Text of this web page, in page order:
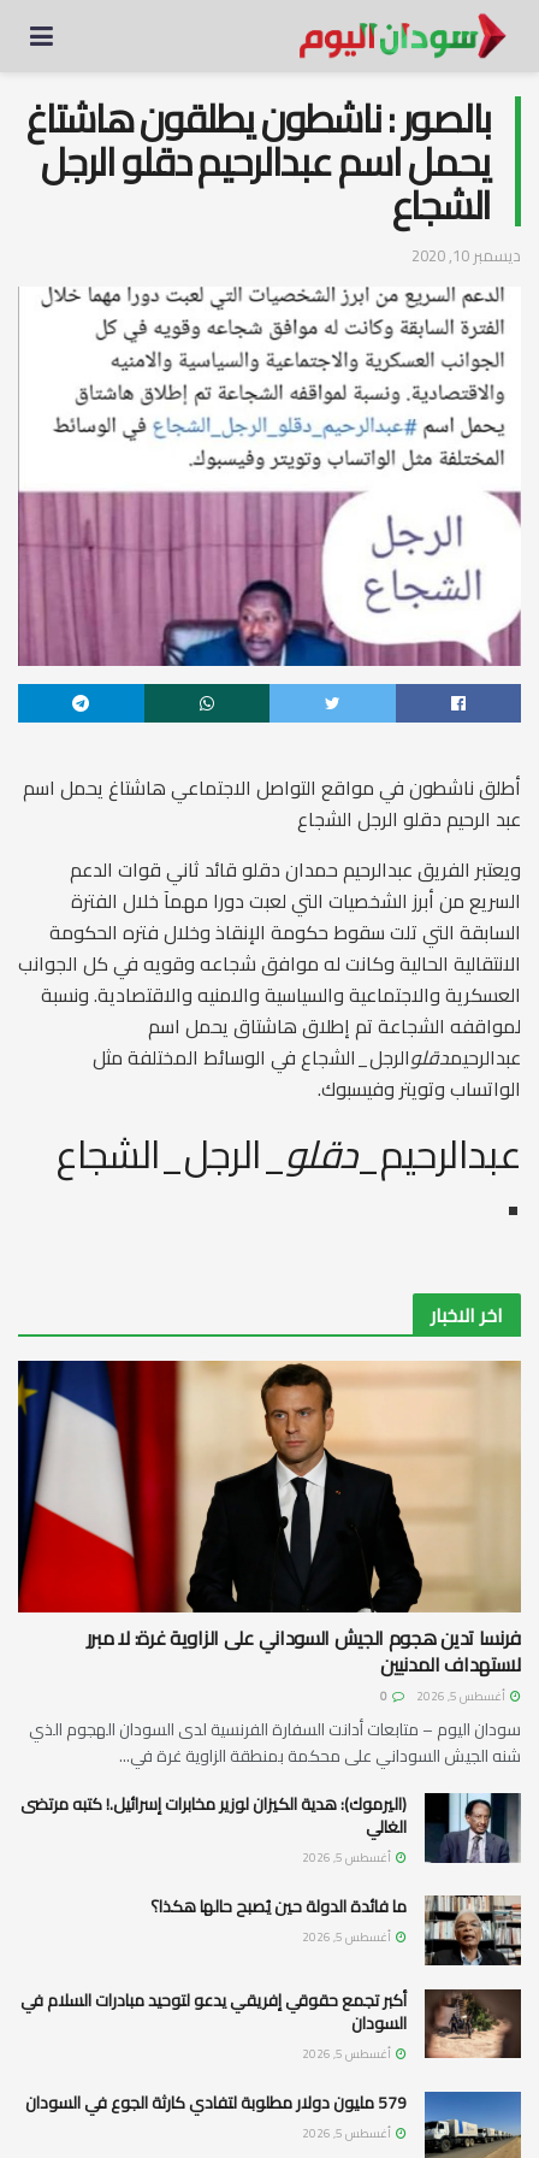
بالصور : ناشطون يطلقون هاشتاغ
يحمل اسم عبدالرحيم دقلو الرجل
الشجاع
ديسمبر 10, 2020
أطلق ناشطون في مواقع التواصل الاجتماعي هاشتاغ يحمل اسم
عبد الرحيم دقلو الرجل الشجاع
ويعتبر الفريق عبدالرحيم حمدان دقلو قائد ثاني قوات الدعم
السريع من أبرز الشخصيات التي لعبت دورا مهمآ خلال الفترة
السابقة التي تلت سقوط حكومة الإنقاذ وخلال فتره الحكومة
الانتقالية الحالية وكانت له موافق شجاعه وقويه في كل الجوانب
العسكرية والاجتماعية والسياسية والامنيه والاقتصادية. ونسبة
لمواقفه الشجاعة تم إطلاق هاشتاق يحمل اسم
عبدالرحيمدقلوالرجل_الشجاع في الوسائط المختلفة مثل
الواتساب وتويتر وفيسبوك.
عبدالرحيم_دقلو_الرجل_الشجاع
اخر الاخبار
فرنسا تدين هجوم الجيش السوداني على الزاوية غرة: لا مبرر
لاستهداف المدنيين
أغسطس 5, 2026
سودان اليوم – متابعات أدانت السفارة الفرنسية لدى السودان الهجوم الذي
شنه الجيش السوداني على محكمة بمنطقة الزاوية غرة في...
(اليرموك): هدية الكيزان لوزير مخابرات إسرائيل.! كتبه مرتضى
الغالي
أغسطس 5, 2026
ما فائدة الدولة حين يُصبح حالها هكذا؟
أغسطس 5, 2026
أكبر تجمع حقوقي إفريقي يدعو لتوحيد مبادرات السلام في
السودان
أغسطس 5, 2026
579 مليون دولار مطلوبة لتفادي كارثة الجوع في السودان
أغسطس 5, 2026